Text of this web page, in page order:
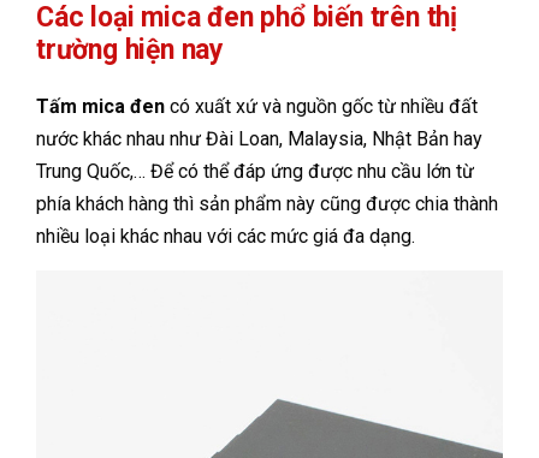
Các loại mica đen phổ biến trên thị
trường hiện nay
Tấm mica đen có xuất xứ và nguồn gốc từ nhiều đất
nước khác nhau như Đài Loan, Malaysia, Nhật Bản hay
Trung Quốc,… Để có thể đáp ứng được nhu cầu lớn từ
phía khách hàng thì sản phẩm này cũng được chia thành
nhiều loại khác nhau với các mức giá đa dạng.